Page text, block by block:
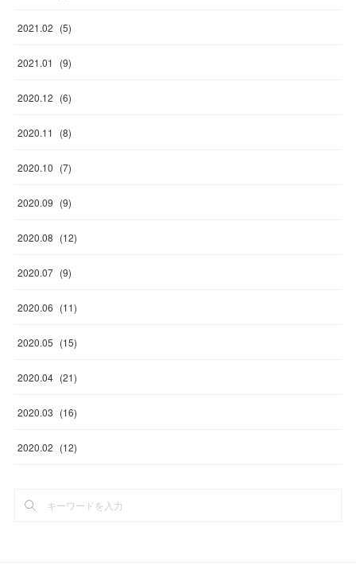
2021.02 (5)
2021.01 (9)
2020.12 (6)
2020.11 (8)
2020.10 (7)
2020.09 (9)
2020.08 (12)
2020.07 (9)
2020.06 (11)
2020.05 (15)
2020.04 (21)
2020.03 (16)
2020.02 (12)